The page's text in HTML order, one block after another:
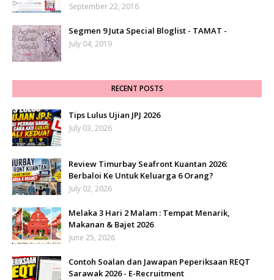
September 22, 2016
Segmen 9 Juta Special Bloglist - TAMAT -
July 04, 2019
RECENT POSTS
Tips Lulus Ujian JPJ 2026
July 03, 2026
Review Timurbay Seafront Kuantan 2026:
Berbaloi Ke Untuk Keluarga 6 Orang?
July 02, 2026
Melaka 3 Hari 2 Malam : Tempat Menarik,
Makanan & Bajet 2026
June 25, 2026
Contoh Soalan dan Jawapan Peperiksaan REQT
Sarawak 2026 - E-Recruitment